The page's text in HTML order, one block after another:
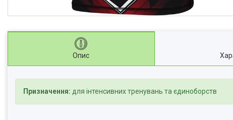
Опис
Призначення: для інтенсивних тренувань та єдиноборств